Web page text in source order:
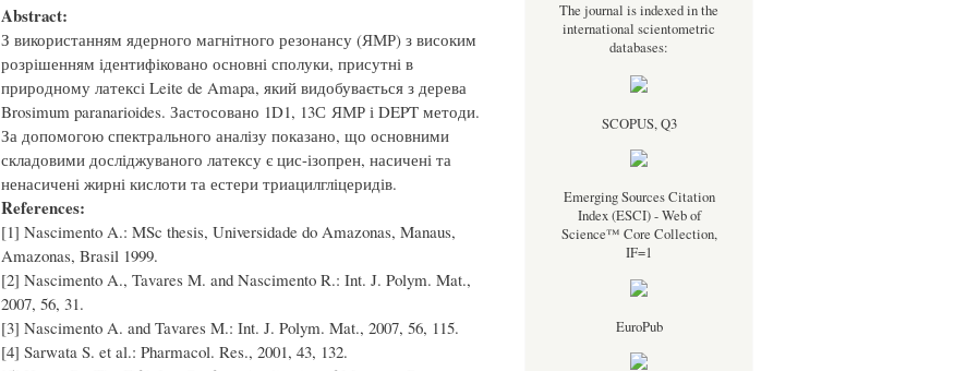
Abstract:
З використанням ядерного магнітного резонансу (ЯМР) з високим
розрішенням ідентифіковано основні сполуки, присутні в
природному латексі Leite de Amapa, який видобувається з дерева
Brosimum paranarioides. Застосовано 1D1, 13С ЯМР і DEPT методи.
За допомогою спектрального аналізу показано, що основними
складовими досліджуваного латексу є цис-ізопрен, насичені та
ненасичені жирні кислоти та естери триацилгліцеридів.
References:
[1] Nascimento A.: MSc thesis, Universidade do Amazonas, Manaus,
Amazonas, Brasil 1999.
[2] Nascimento A., Tavares M. and Nascimento R.: Int. J. Polym. Mat.,
2007, 56, 31.
[3] Nascimento A. and Tavares M.: Int. J. Polym. Mat., 2007, 56, 115.
[4] Sarwata S. et al.: Pharmacol. Res., 2001, 43, 132.
The journal is indexed in the
international scientometric
databases:
SCOPUS, Q3
Emerging Sources Citation
Index (ESCI) - Web of
Science™ Core Collection,
IF=1
EuroPub